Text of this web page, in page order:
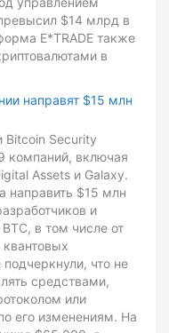
$14 млрд в
E*TRADE также
в
направят $15 млн
Bitcoin Security
компаний, включая
Assets и Galaxy.
направить $15 млн
и
в том числе от
что не
средствами,
или
его изменениям. На